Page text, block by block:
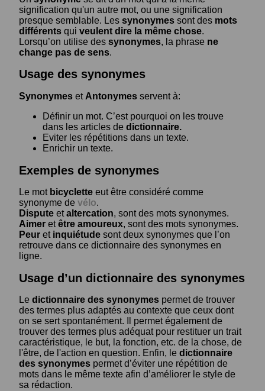
signification qu'un autre mot, ou une signification
presque semblable. Les synonymes sont des mots
différents qui veulent dire la même chose.
Lorsqu’on utilise des synonymes, la phrase ne
change pas de sens.
Usage des synonymes
Synonymes et Antonymes servent à:
Définir un mot. C’est pourquoi on les trouve
dans les articles de dictionnaire.
Eviter les répétitions dans un texte.
Enrichir un texte.
Exemples de synonymes
Le mot bicyclette eut être considéré comme
synonyme de vélo.
Dispute etaltercation, sont des mots synonymes.
Aimer etêtre amoureux, sont des mots synonymes.
Peur et inquiétude sont deux synonymes que l’on
retrouve dans ce dictionnaire des synonymes en
ligne.
Usage d’un dictionnaire des synonymes
Le dictionnaire des synonymes permet de trouver
des termes plus adaptés au contexte que ceux dont
on se sert spontanément. Il permet également de
trouver des termes plus adéquat pour restituer un trait
caractéristique, le but, la fonction, etc. de la chose, de
l'être, de l'action en question. Enfin, le dictionnaire
des synonymes permet d’éviter une répétition de
mots dans le même texte afin d’améliorer le style de
sa rédaction.